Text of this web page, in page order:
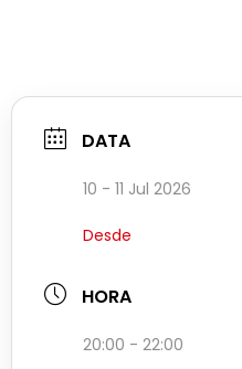
DATA
10 - 11 Jul 2026
Desde
HORA
20:00 - 22:00